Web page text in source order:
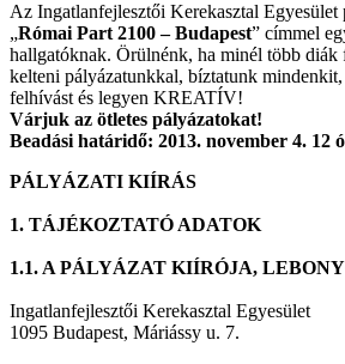
Az Ingatlanfejlesztői Kerekasztal Egyesület
„Római Part 2100 – Budapest” címmel
hallgatóknak. Örülnénk, ha minél több
kelteni pályázatunkkal, bíztatunk mindenkit,
felhívást és legyen KREATÍV!
Várjuk az ötletes pályázatokat!
Beadási határidő: 2013. november 4. 12
PÁLYÁZATI KIÍRÁS
1. TÁJÉKOZTATÓ ADATOK
1.1. A PÁLYÁZAT KIÍRÓJA,
Ingatlanfejlesztői Kerekasztal Egyesület
1095 Budapest, Máriássy u. 7.